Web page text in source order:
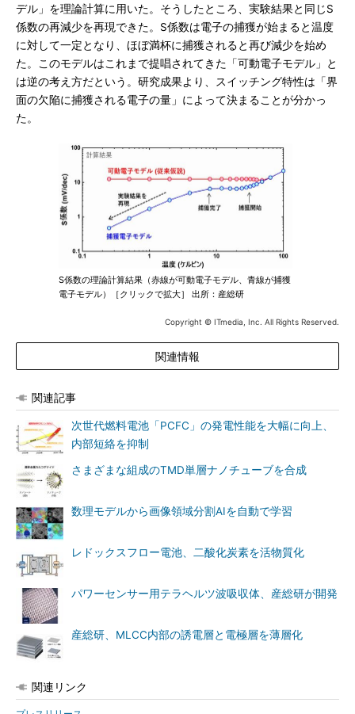
デル」を理論計算に用いた。そうしたところ、実験結果と同じS
係数の再減少を再現できた。S係数は電子の捕獲が始まると温度
に対して一定となり、ほぼ満杯に捕獲されると再び減少を始め
た。このモデルはこれまで提唱されてきた「可動電子モデル」と
は逆の考え方だという。研究成果より、スイッチング特性は「界
面の欠陥に捕獲される電子の量」によって決まることが分かっ
た。
S係数の理論計算結果（赤線が可動電子モデル、青線が捕獲
電子モデル）［クリックで拡大］ 出所：産総研
Copyright © ITmedia, Inc. All Rights Reserved.
関連情報
関連記事
次世代燃料電池「PCFC」の発電性能を大幅に向上、
内部短絡を抑制
さまざまな組成のTMD単層ナノチューブを合成
数理モデルから画像領域分割AIを自動で学習
レドックスフロー電池、二酸化炭素を活物質化
パワーセンサー用テラヘルツ波吸収体、産総研が開発
産総研、MLCC内部の誘電層と電極層を薄層化
関連リンク